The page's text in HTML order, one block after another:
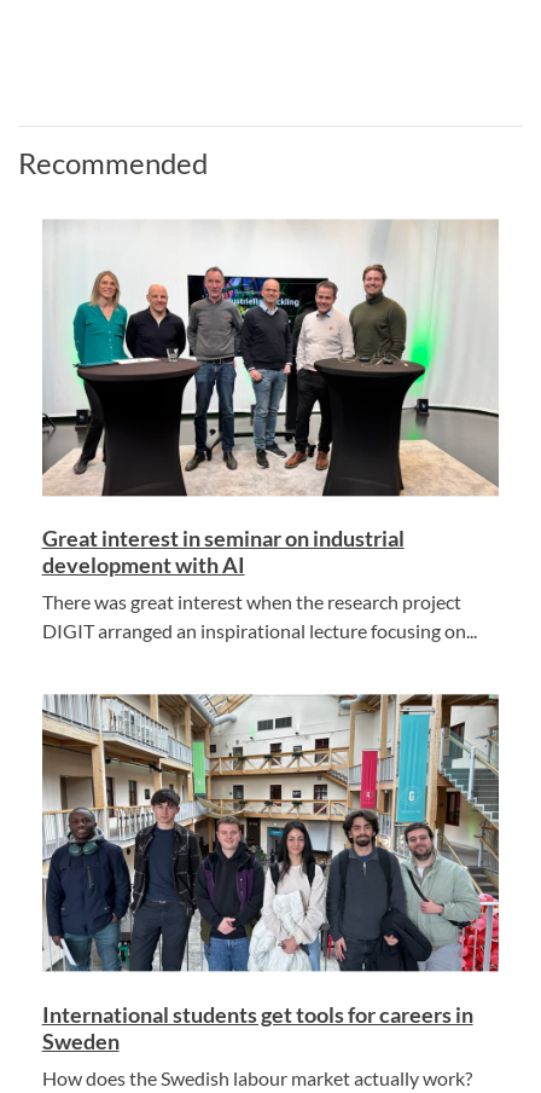
Recommended
Great interest in seminar on industrial
development with AI
There was great interest when the research project
DIGIT arranged an inspirational lecture focusing on...
International students get tools for careers in
Sweden
How does the Swedish labour market actually work?